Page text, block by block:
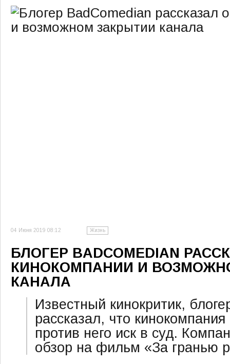
04 Июня 2019 08:12 Жизнь
БЛОГЕР BADCOMEDIAN
КИНОКОМПАНИИ И
КАНАЛА
Известный кинокритик,
рассказал, что
против него иск в суд.
обзор на фильм «За гранью